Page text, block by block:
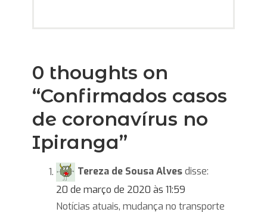
0 thoughts on
“Confirmados casos
de coronavírus no
Ipiranga”
Tereza de Sousa Alvesdisse:
20 de março de 2020 às 11:59
Notícias atuais, mudança no transporte